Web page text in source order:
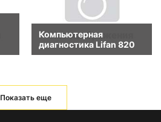
Компьютерная
диагностика Lifan 820
Показать еще